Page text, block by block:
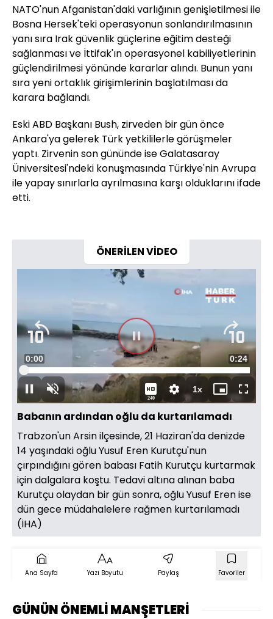
NATO'nun Afganistan'daki varlığının genişletilmesi ile
Bosna Hersek'teki operasyonun sonlandırılmasının
yanı sıra Irak güvenlik güçlerine eğitim desteği
sağlanması ve İttifak'ın operasyonel kabiliyetlerinin
güçlendirilmesi yönünde kararlar alındı. Bunun yanı
sıra yeni ortaklık girişimlerinin başlatılması da
karara bağlandı.
Eski ABD Başkanı Bush, zirveden bir gün önce
Ankara'ya gelerek Türk yetkililerle görüşmeler
yaptı. Zirvenin son gününde ise Galatasaray
Üniversitesi'ndeki konuşmasında Türkiye'nin Avrupa
ile yapay sınırlarla ayrılmasına karşı olduklarını ifade
etti.
ÖNERİLEN VİDEO
DuraklatSesi
Aç
Süre
0:00 Toplam
Süre
0:24
240
Yüklendi:
100.00%
1xOynatma
Hızı
Mini
oynatıcı
Tam
Ekran
Babanın ardından oğlu da kurtarılamadı
Trabzon'un Arsin ilçesinde, 21 Haziran'da denizde
14 yaşındaki oğlu Yusuf Eren Kurutçu'nun
çırpındığını gören babası Fatih Kurutçu kurtarmak
için dalgalara koştu. Tedavi altına alınan baba
Kurutçu olaydan bir gün sonra, oğlu Yusuf Eren ise
dün gece müdahalelere rağmen kurtarılamadı
(İHA)
Ana Sayfa Yazı Boyutu Paylaş Favoriler
GÜNÜN ÖNEMLİ MANŞETLERİ